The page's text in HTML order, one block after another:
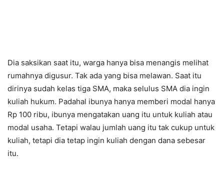
Dia saksikan saat itu, warga hanya bisa menangis melihat
rumahnya digusur. Tak ada yang bisa melawan. Saat itu
dirinya sudah kelas tiga SMA, maka selulus SMA dia ingin
kuliah hukum. Padahal ibunya hanya memberi modal hanya
Rp 100 ribu, ibunya mengatakan uang itu untuk kuliah atau
modal usaha. Tetapi walau jumlah uang itu tak cukup untuk
kuliah, tetapi dia tetap ingin kuliah dengan dana sebesar
itu.